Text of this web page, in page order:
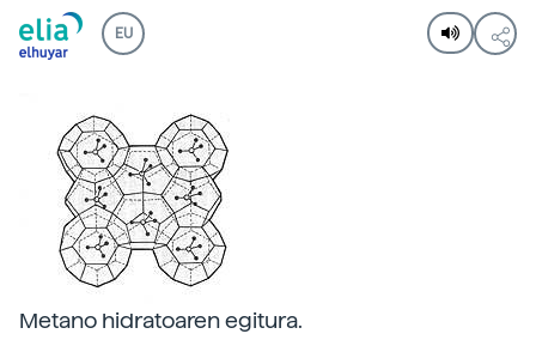
EU
Metano hidratoaren egitura.